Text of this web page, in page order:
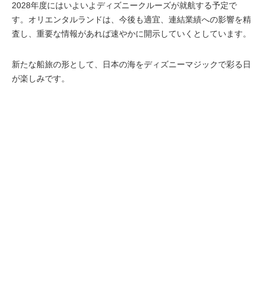
2028年度にはいよいよディズニークルーズが就航する予定で
す。オリエンタルランドは、今後も適宜、連結業績への影響を精
査し、重要な情報があれば速やかに開示していくとしています。
新たな船旅の形として、日本の海をディズニーマジックで彩る日
が楽しみです。